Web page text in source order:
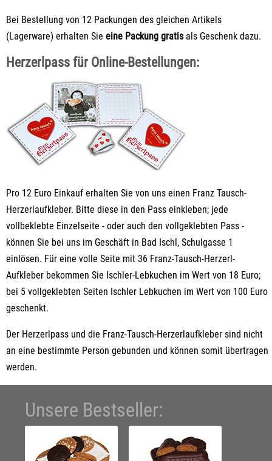
Bei Bestellung von 12 Packungen des gleichen Artikels
(Lagerware) erhalten Sie eine Packung gratisals Geschenk dazu.
Herzerlpass für Online-Bestellungen:
Pro 12 Euro Einkauf erhalten Sie von uns einen Franz Tausch-
Herzerlaufkleber. Bitte diese in den Pass einkleben; jede
vollbeklebte Einzelseite - oder auch den vollgeklebten Pass -
können Sie bei uns im Geschäft in Bad Ischl, Schulgasse 1
einlösen. Für eine volle Seite mit 36 Franz-Tausch-Herzerl-
Aufkleber bekommen Sie Ischler-Lebkuchen im Wert von 18 Euro;
bei 5 vollgeklebten Seiten Ischler Lebkuchen im Wert von 100 Euro
geschenkt.
Der Herzerlpass und die Franz-Tausch-Herzerlaufkleber sind nicht
an eine bestimmte Person gebunden und können somit übertragen
werden.
Unsere Bestseller: